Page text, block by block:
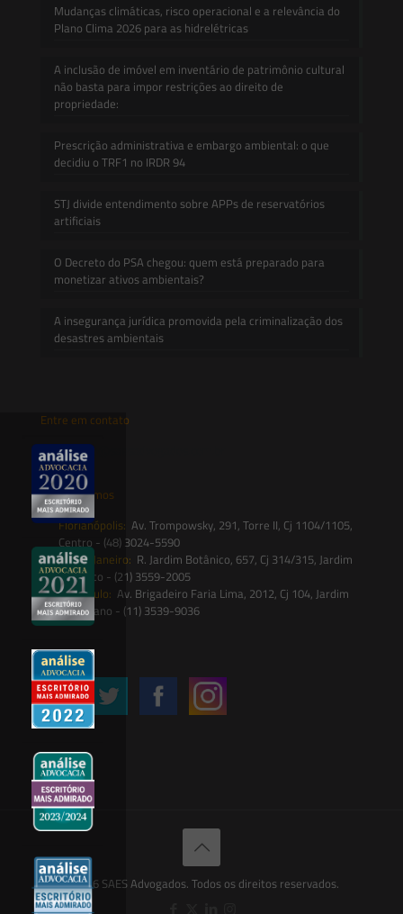
Mudanças climáticas, risco operacional e a relevância do
Plano Clima 2026 para as hidrelétricas
A inclusão de imóvel em inventário de patrimônio cultural
não basta para impor restrições ao direito de
propriedade:
Prescrição administrativa e embargo ambiental: o que
decidiu o TRF1 no IRDR 94
STJ divide entendimento sobre APPs de reservatórios
artificiais
O Decreto do PSA chegou: quem está preparado para
monetizar ativos ambientais?
A insegurança jurídica promovida pela criminalização dos
desastres ambientais
Entre em contato
contato@saesadvogados.com.br
Onde estamos
Florianópolis: Av. Trompowsky, 291, Torre II, Cj 1104/1105,
Centro - (48) 3024-5590
Rio de Janeiro: R. Jardim Botânico, 657, Cj 314/315, Jardim
Botânico - (21) 3559-2005
São Paulo: Av. Brigadeiro Faria Lima, 2012, Cj 104, Jardim
Paulistano - (11) 3539-9036
Siga-nos
© 2026 SAES Advogados. Todos os direitos reservados.